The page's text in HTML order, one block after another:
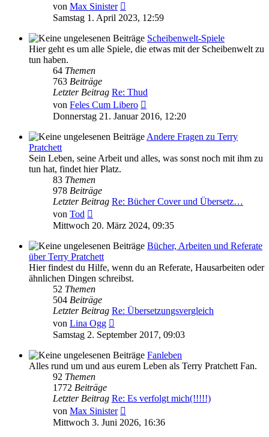
von Max Sinister
Beitrag
Samstag 1. April 2023, 12:59
Scheibenwelt-Spiele
Hier geht es um alle Spiele, die etwas mit der Scheibenwelt zu
tun haben.
64 Themen
763 Beiträge
Letzter Beitrag Re: Thud
von Feles Cum Libero
Beitrag
Donnerstag 21. Januar 2016, 12:20
Andere Fragen zu Terry
Pratchett
Sein Leben, seine Arbeit und alles, was sonst noch mit ihm zu
tun hat, findet hier Platz.
83 Themen
978 Beiträge
Letzter Beitrag Re: Bücher Cover und Übersetz…
von Tod
Beitrag
Mittwoch 20. März 2024, 09:35
Bücher, Arbeiten und Referate
über Terry Pratchett
Hier findest du Hilfe, wenn du an Referate, Hausarbeiten oder
ähnlichen Dingen schreibst.
52 Themen
504 Beiträge
Letzter Beitrag Re: Übersetzungsvergleich
von Lina Ogg
Beitrag
Samstag 2. September 2017, 09:03
Fanleben
Alles rund um und aus eurem Leben als Terry Pratchett Fan.
92 Themen
1772 Beiträge
Letzter Beitrag Re: Es verfolgt mich(!!!!!)
von Max Sinister
Beitrag
Mittwoch 3. Juni 2026, 16:36